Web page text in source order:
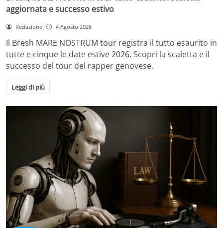
aggiornata e successo estivo
Redazione 4 Agosto 2026
Il Bresh MARE NOSTRUM tour registra il tutto esaurito in
tutte e cinque le date estive 2026. Scopri la scaletta e il
successo del tour del rapper genovese.
Leggi di più